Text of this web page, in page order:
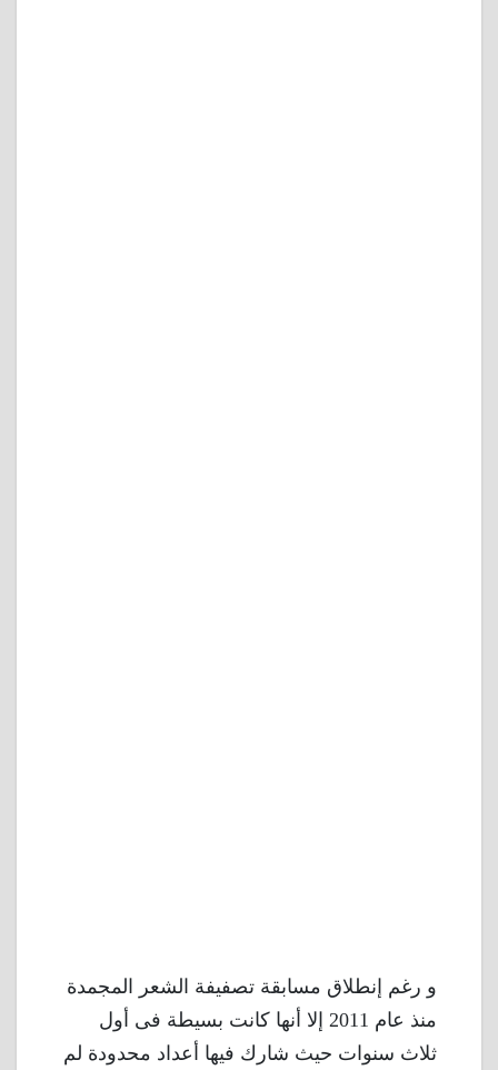
و رغم إنطلاق مسابقة تصفيفة الشعر المجمدة
منذ عام 2011 إلا أنها كانت بسيطة فى أول
ثلاث سنوات حيث شارك فيها أعداد محدودة لم